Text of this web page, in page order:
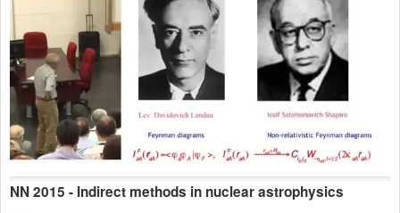
NN 2015 - Indirect methods in nuclear astrophysics